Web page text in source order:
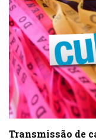
Transmissão de